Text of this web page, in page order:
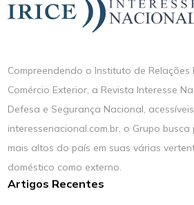
Compreendendo o Instituto de Relações
Comércio Exterior, a Revista Interesse
Defesa e Segurança Nacional,
interessenacional.com.br, o Grupo
mais altos do país em suas várias
doméstico como externo.
Artigos Recentes